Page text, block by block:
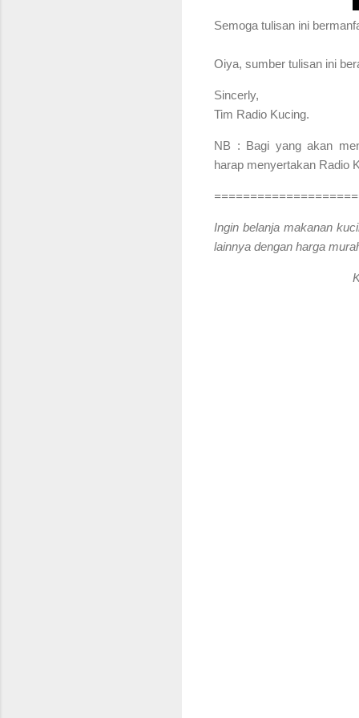
Semoga tulisan ini
Oiya, sumber tulisan ini
Sincerly,
Tim Radio Kucing.
NB : Bagi yang akan
harap menyertakan Radio
Ingin belanja makanan
lainnya dengan harga